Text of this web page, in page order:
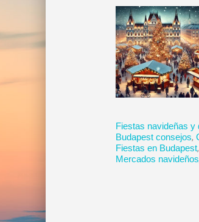
Fiestas navideñas y
Budapest consejos,
Fiestas en Budapest,
Mercados navideños